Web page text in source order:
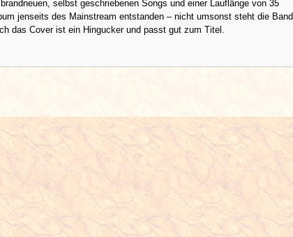
selbst geschriebenen Songs und einer Lauflänge von 35
jenseits des Mainstream entstanden – nicht umsonst steht die Band
das Cover ist ein Hingucker und passt gut zum Titel.